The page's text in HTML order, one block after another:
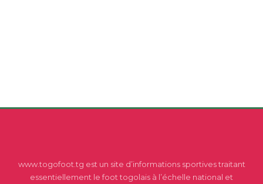
www.togofoot.tg est un site d’informations sportives traitant
essentiellement le foot togolais à l’échelle national et